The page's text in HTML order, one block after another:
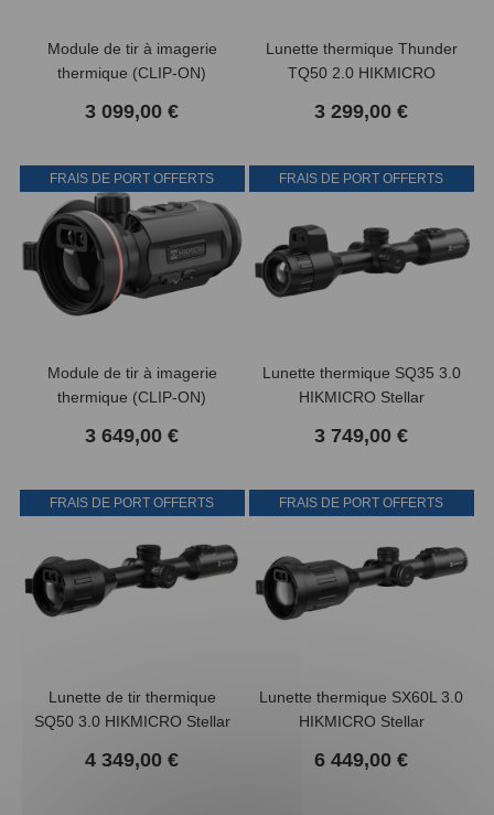
Module de tir à imagerie
thermique (CLIP-ON)
HIKMICRO
3 099,00 €
Lunette thermique Thunder
TQ50 2.0 HIKMICRO
3 299,00 €
FRAIS DE PORT OFFERTS
Module de tir à imagerie
thermique (CLIP-ON)
télémétre HIKMICRO
3 649,00 €
FRAIS DE PORT OFFERTS
Lunette thermique SQ35 3.0
HIKMICRO Stellar
3 749,00 €
FRAIS DE PORT OFFERTS
Lunette de tir thermique
SQ50 3.0 HIKMICRO Stellar
4 349,00 €
FRAIS DE PORT OFFERTS
Lunette thermique SX60L 3.0
HIKMICRO Stellar
6 449,00 €